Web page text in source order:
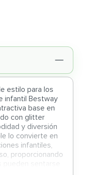
estilo para los
infantil Bestway
base en
con glitter
y diversión
lo convierte en
infantiles,
proporcionando